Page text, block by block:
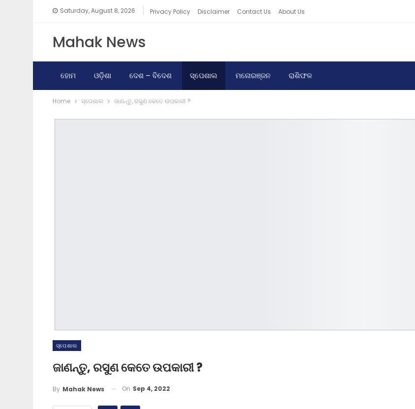
Saturday, August 8, 2026 Privacy Policy Disclaimer Contact Us About Us
Mahak News
ହୋମ ଓଡ଼ିଶା ଦେଶ – ବିଦେଶ ସ୍ପେଶାଲ ମନୋରଞ୍ଜନ ରାଶିଫଳ
Home ସ୍ପେଶାଲ ଜାଣନ୍ତୁ, ରସୁଣ କେତେ ଉପକାରୀ ?
ସ୍ପେଶାଲ
ଜାଣନ୍ତୁ, ରସୁଣ କେତେ ଉପକାରୀ ?
By Mahak News On Sep 4, 2022